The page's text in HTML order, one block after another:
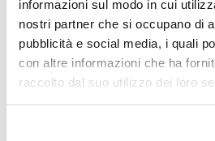
informazioni sul modo in cui
nostri partner che si occupano di
pubblicità e social media, i quali
con altre informazioni che ha
raccolto dal suo utilizzo dei loro
Paolo Vandelli,
uno dei
certificate in Italia